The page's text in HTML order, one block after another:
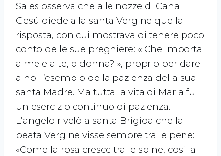
Sales osserva che alle nozze di Cana
Gesù diede alla santa Vergine quella
risposta, con cui mostrava di tenere poco
conto delle sue preghiere: « Che importa
a me e a te, o donna? », proprio per dare
a noi l’esempio della pazienza della sua
santa Madre. Ma tutta la vita di Maria fu
un esercizio continuo di pazienza.
L’angelo rivelò a santa Brigida che la
beata Vergine visse sempre tra le pene:
«Come la rosa cresce tra le spine, così la